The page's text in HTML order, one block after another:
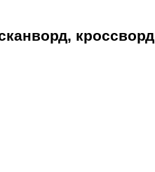
кроссворд